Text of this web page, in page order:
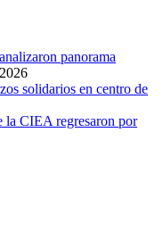
panorama
solidarios en centro de
la CIEA regresaron por